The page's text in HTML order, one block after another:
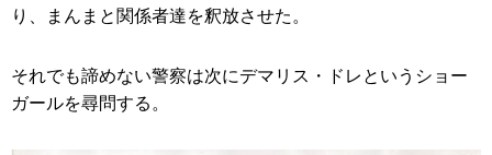
り、まんまと関係者達を釈放させた。
それでも諦めない警察は次にデマリス・ドレというショー
ガールを尋問する。